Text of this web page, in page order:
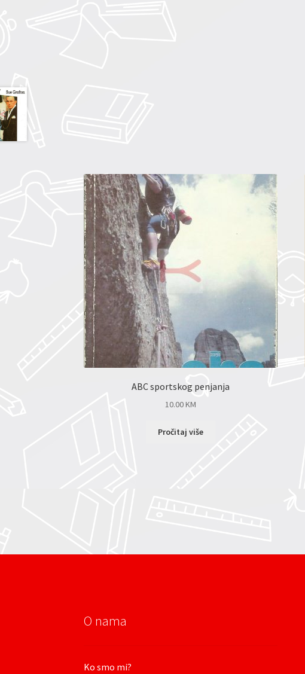
ABC sportskog penjanja
10.00KM
Pročitaj više
O nama
Ko smo mi?